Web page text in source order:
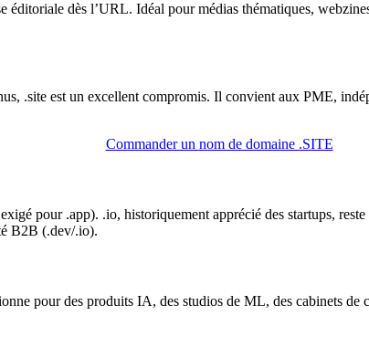
dès l’URL. Idéal pour médias thématiques,
.site est un excellent compromis. Il convient aux PME,
Commander un nom de domaine .SITE
pour .app). .io, historiquement apprécié des startups,
B2B (.dev/.io).
pour des produits IA, des studios de ML, des cabinets